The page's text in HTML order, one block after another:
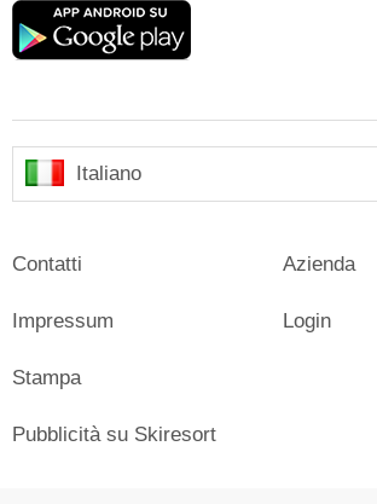
Google
Italiano
Contatti
Impressum
Stampa
Azienda
Login
Pubblicità su Skiresort